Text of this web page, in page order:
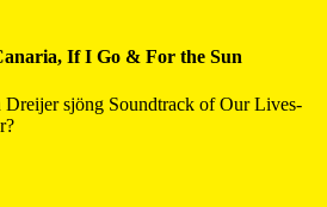
If I Go & For the Sun
sjöng Soundtrack of Our Lives-